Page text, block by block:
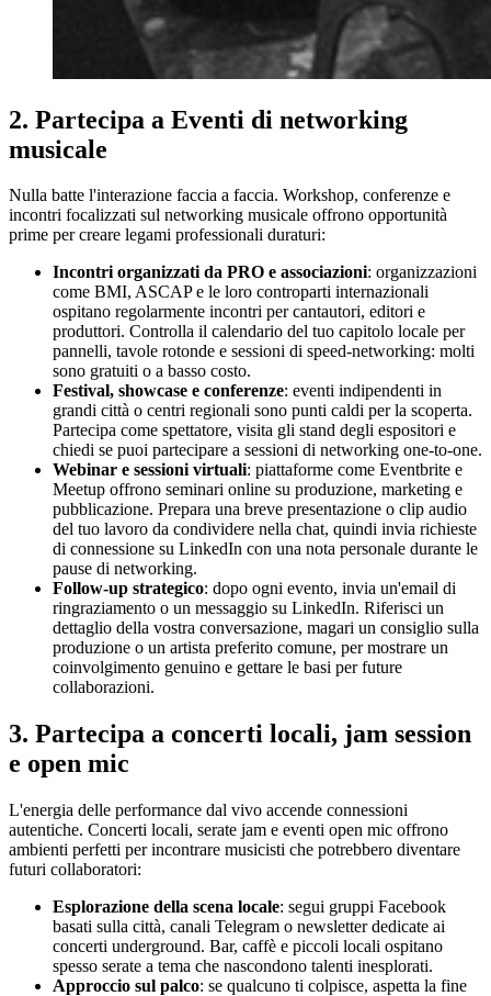
2. Partecipa a Eventi di networking
musicale
Nulla batte l'interazione faccia a faccia. Workshop, conferenze e
incontri focalizzati sul networking musicale offrono opportunità
prime per creare legami professionali duraturi:
Incontri organizzati da PRO e associazioni: organizzazioni
come BMI, ASCAP e le loro controparti internazionali
ospitano regolarmente incontri per cantautori, editori e
produttori. Controlla il calendario del tuo capitolo locale per
pannelli, tavole rotonde e sessioni di speed-networking: molti
sono gratuiti o a basso costo.
Festival, showcase e conferenze: eventi indipendenti in
grandi città o centri regionali sono punti caldi per la scoperta.
Partecipa come spettatore, visita gli stand degli espositori e
chiedi se puoi partecipare a sessioni di networking one-to-one.
Webinar e sessioni virtuali: piattaforme come Eventbrite e
Meetup offrono seminari online su produzione, marketing e
pubblicazione. Prepara una breve presentazione o clip audio
del tuo lavoro da condividere nella chat, quindi invia richieste
di connessione su LinkedIn con una nota personale durante le
pause di networking.
Follow-up strategico: dopo ogni evento, invia un'email di
ringraziamento o un messaggio su LinkedIn. Riferisci un
dettaglio della vostra conversazione, magari un consiglio sulla
produzione o un artista preferito comune, per mostrare un
coinvolgimento genuino e gettare le basi per future
collaborazioni.
3. Partecipa a concerti locali, jam session
e open mic
L'energia delle performance dal vivo accende connessioni
autentiche. Concerti locali, serate jam e eventi open mic offrono
ambienti perfetti per incontrare musicisti che potrebbero diventare
futuri collaboratori:
Esplorazione della scena locale: segui gruppi Facebook
basati sulla città, canali Telegram o newsletter dedicate ai
concerti underground. Bar, caffè e piccoli locali ospitano
spesso serate a tema che nascondono talenti inesplorati.
Approccio sul palco: se qualcuno ti colpisce, aspetta la fine